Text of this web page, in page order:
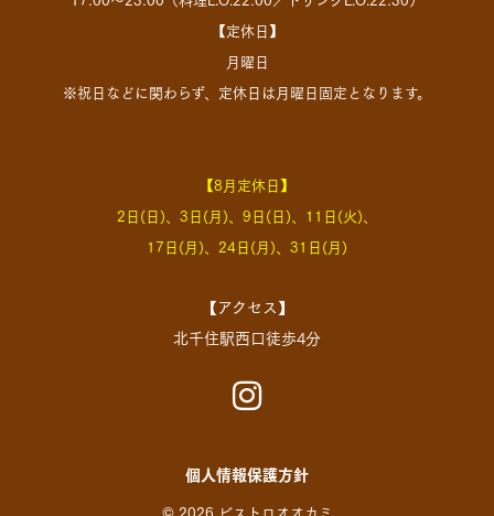
【定休日】
月曜日
※祝日などに関わらず、定休日は月曜日固定となります。
【8月定休日】
2日(日)、3日(月)、9日(日)、11日(火)、
17日(月)、24日(月)、31日(月)
【アクセス】
北千住駅西口徒歩4分
個人情報保護方針
© 2026 ビストロオオカミ